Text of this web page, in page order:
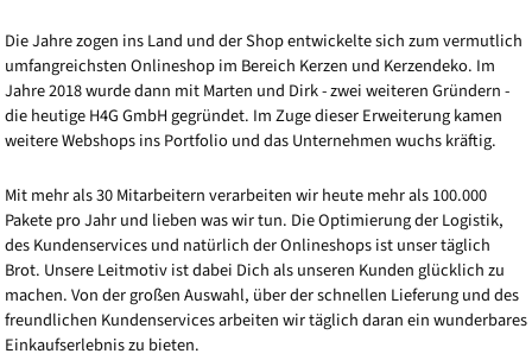
Die Jahre zogen ins Land und der Shop entwickelte sich zum vermutlich
umfangreichsten Onlineshop im Bereich Kerzen und Kerzendeko. Im
Jahre 2018 wurde dann mit Marten und Dirk - zwei weiteren Gründern -
die heutige H4G GmbH gegründet. Im Zuge dieser Erweiterung kamen
weitere Webshops ins Portfolio und das Unternehmen wuchs kräftig.
Mit mehr als 30 Mitarbeitern verarbeiten wir heute mehr als 100.000
Pakete pro Jahr und lieben was wir tun. Die Optimierung der Logistik,
des Kundenservices und natürlich der Onlineshops ist unser täglich
Brot. Unsere Leitmotiv ist dabei Dich als unseren Kunden glücklich zu
machen. Von der großen Auswahl, über der schnellen Lieferung und des
freundlichen Kundenservices arbeiten wir täglich daran ein wunderbares
Einkaufserlebnis zu bieten.